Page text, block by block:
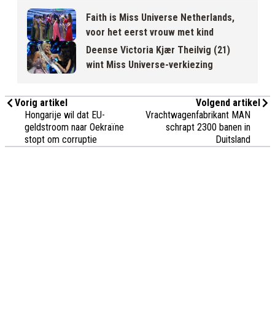
Faith is Miss Universe Netherlands,
voor het eerst vrouw met kind
Deense Victoria Kjær Theilvig (21)
wint Miss Universe-verkiezing
Vorig artikel
Hongarije wil dat EU-
geldstroom naar Oekraïne
stopt om corruptie
Volgend artikel
Vrachtwagenfabrikant MAN
schrapt 2300 banen in
Duitsland